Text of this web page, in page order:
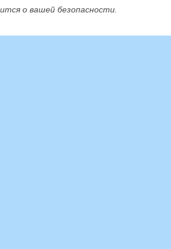
о вашей безопасности.